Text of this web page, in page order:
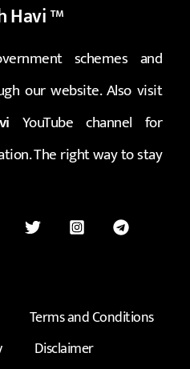
Havi™
schemes and
our website. Also visit
YouTube channel for
The right way to stay
Terms and Conditions
Disclaimer